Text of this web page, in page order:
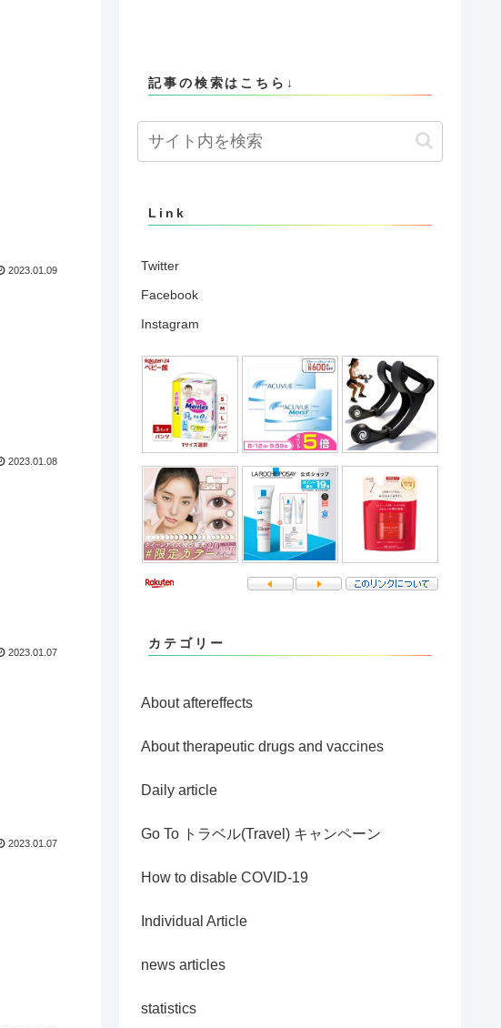
2023.01.09
2023.01.08
2023.01.07
2023.01.07
記事の検索はこちら↓
Link
Twitter
Facebook
Instagram
カテゴリー
About aftereffects
About therapeutic drugs and vaccines
Daily article
Go To トラベル(Travel) キャンペーン
How to disable COVID-19
Individual Article
news articles
statistics